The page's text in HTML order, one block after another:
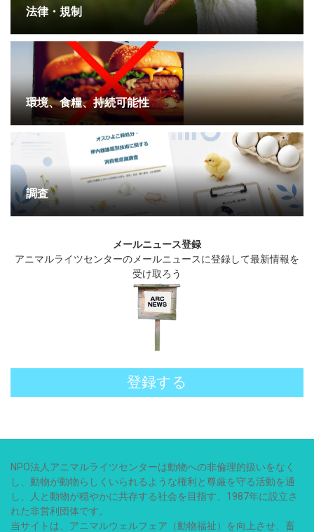
法律・規制
環境、食糧、持続可能性
調査
メールニュース登録
アニマルライツセンターのメールニュースに登録して最新情報を
受け取ろう
登録する
NPO法人アニマルライツセンターは動物への非倫理的扱いをなく
し、動物が動物らしくいられるような権利と尊厳を守る活動を通
し、人と動物が穏やかに共存する社会を目指す、1987年に設立さ
れた非営利団体です。
当サイトは、アニマルウェルフェア（動物福祉）を向上させ、畜